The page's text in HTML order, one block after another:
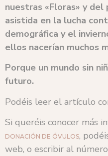
nuestras «Floras» y del
asistida en la lucha
demográfica y el
ellos nacerían muchos
Porque un mundo sin
futuro.
Podéis leer el artículo
Si queréis conocer más
DONACIÓN DE ÓVULOS,
web, o escribir al